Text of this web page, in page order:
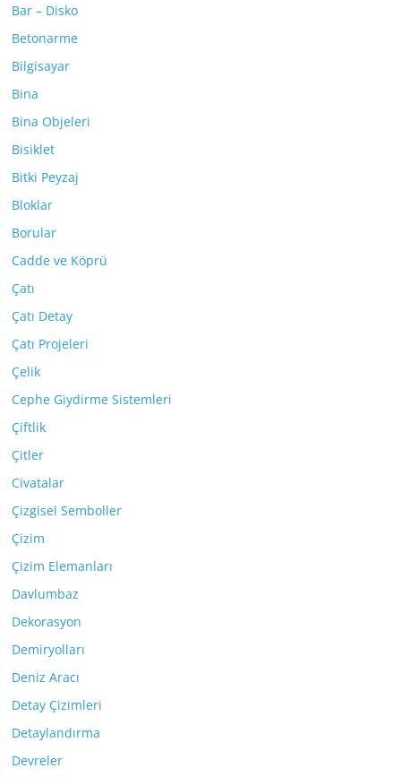
Bar – Disko
Betonarme
Bilgisayar
Bina
Bina Objeleri
Bisiklet
Bitki Peyzaj
Bloklar
Borular
Cadde ve Köprü
Çatı
Çatı Detay
Çatı Projeleri
Çelik
Cephe Giydirme Sistemleri
Çiftlik
Çitler
Civatalar
Çizgisel Semboller
Çizim
Çizim Elemanları
Davlumbaz
Dekorasyon
Demiryolları
Deniz Aracı
Detay Çizimleri
Detaylandırma
Devreler